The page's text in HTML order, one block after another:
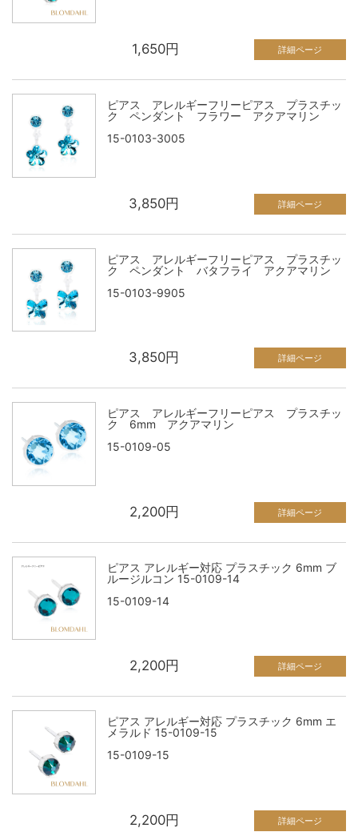
1,650円 詳細ページ
ピアス アレルギーフリーピアス プラスチッ
ク ペンダント フラワー アクアマリン
15-0103-3005
3,850円 詳細ページ
ピアス アレルギーフリーピアス プラスチッ
ク ペンダント バタフライ アクアマリン
15-0103-9905
3,850円 詳細ページ
ピアス アレルギーフリーピアス プラスチッ
ク 6mm アクアマリン
15-0109-05
2,200円 詳細ページ
ピアス アレルギー対応 プラスチック 6mm ブ
ルージルコン 15-0109-14
15-0109-14
2,200円 詳細ページ
ピアス アレルギー対応 プラスチック 6mm エ
メラルド 15-0109-15
15-0109-15
2,200円 詳細ページ